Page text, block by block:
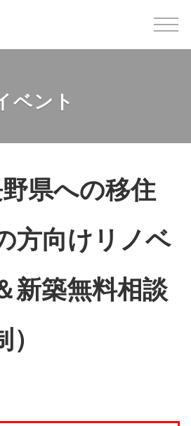
ベント
県への移住
方向けリノベ
新築無料相談